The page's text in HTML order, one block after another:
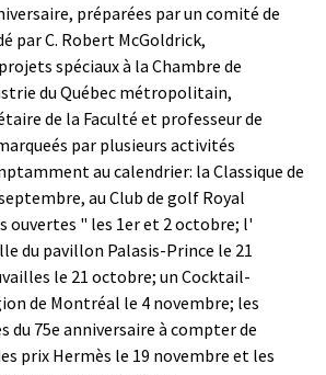
préparées par un comité de
par C. Robert McGoldrick,
spéciaux à la Chambre de
du Québec métropolitain,
de la Faculté et professeur de
par plusieurs activités
au calendrier: la Classique de
au Club de golf Royal
ouvertes " les 1er et 2 octobre; l'
du pavillon Palasis-Prince le 21
le 21 octobre; un Cocktail-
de Montréal le 4 novembre; les
du 75e anniversaire à compter de
prix Hermès le 19 novembre et les